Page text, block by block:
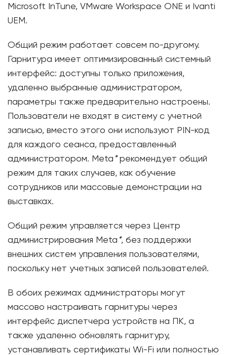
Microsoft InTune, VMware Workspace ONE и Ivanti
UEM.
Общий режим работает совсем по-другому.
Гарнитура имеет оптимизированный системный
интерфейс: доступны только приложения,
удаленно выбранные администратором,
параметры также предварительно настроены.
Пользователи не входят в систему с учетной
записью, вместо этого они используют PIN-код
для каждого сеанса, предоставленный
администратором. Meta *рекомендует общий
режим для таких случаев, как обучение
сотрудников или массовые демонстрации на
выставках.
Общий режим управляется через Центр
администрирования Meta *, без поддержки
внешних систем управления пользователями,
поскольку нет учетных записей пользователей.
В обоих режимах администраторы могут
массово настраивать гарнитуры через
интерфейс диспетчера устройств на ПК, а
также удаленно обновлять гарнитуру,
устанавливать сертификаты Wi-Fi или полностью